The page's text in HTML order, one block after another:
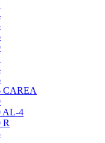
CAREA
AL-4
R